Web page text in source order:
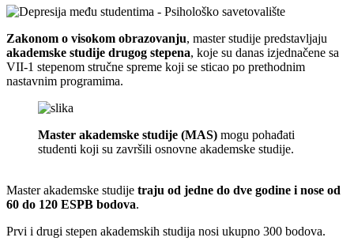
Zakonom o visokom obrazovanju, master studije predstavljaju
akademske studije drugog stepena, koje su danas izjednačene sa
VII-1 stepenom stručne spreme koji se sticao po prethodnim
nastavnim programima.
Master akademske studije (MAS) mogu pohađati
studenti koji su završili osnovne akademske studije.
Master akademske studije traju od jedne do dve godine i nose od
60 do 120 ESPB bodova.
Prvi i drugi stepen akademskih studija nosi ukupno 300 bodova.